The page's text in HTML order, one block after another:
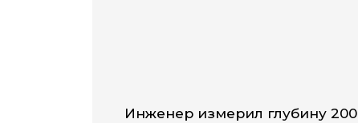
Инженер измерил глубину 200